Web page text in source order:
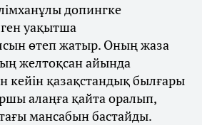
допингке
уақытша
өтеп жатыр. Оның жаза
желтоқсан айында
кейін қазақстандық былғары
алаңға қайта оралып,
мансабын бастайды.